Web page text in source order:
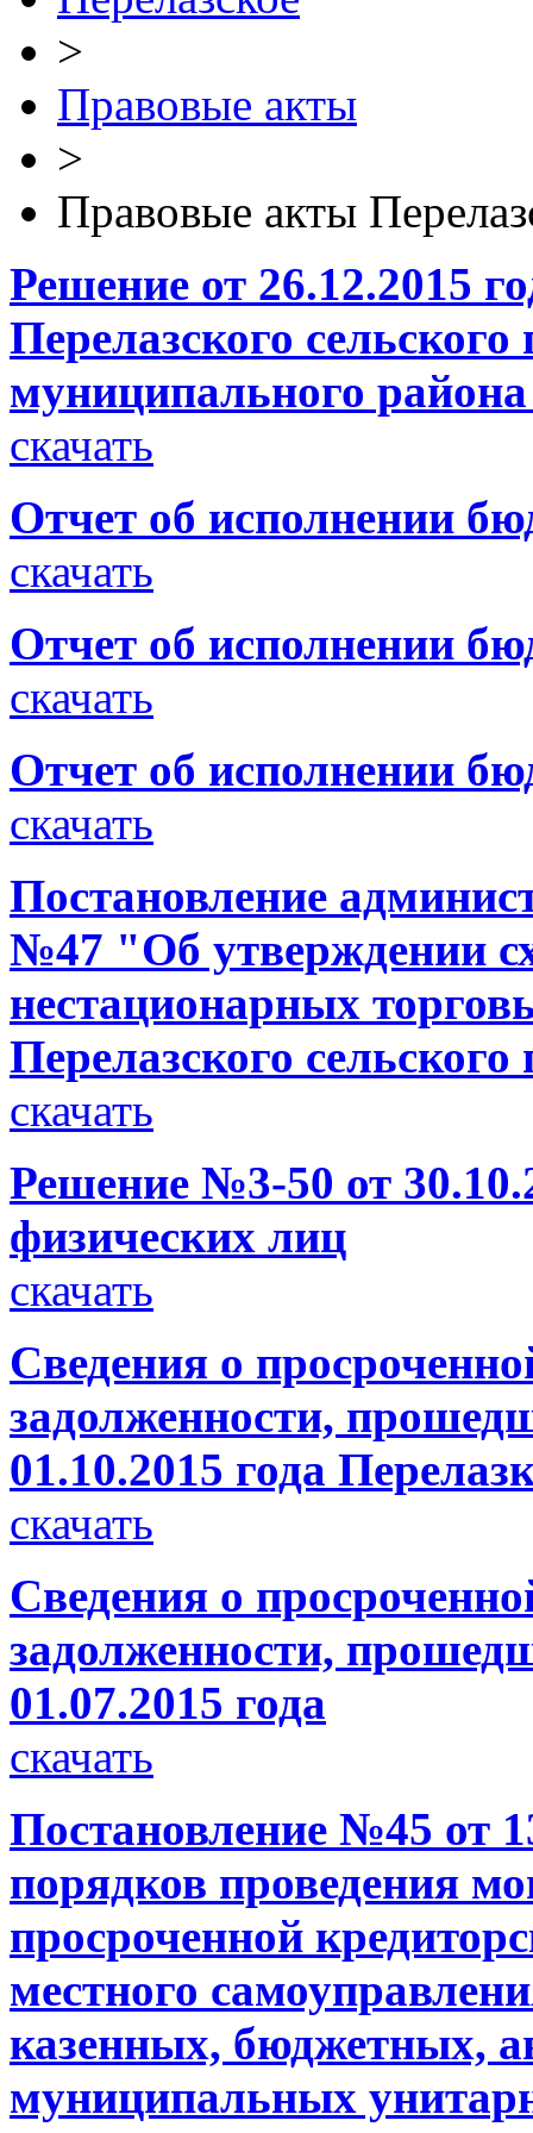
>
Правовые акты
>
Правовые акты
Решение от 26.12.2015
Перелазского
муниципального
скачать
Отчет об исполнении
скачать
Отчет об исполнении
скачать
Отчет об исполнении
скачать
Постановление
№47 "Об утверждении
нестационарных
Перелазского
скачать
Решение №3-50 от
физических лиц
скачать
Сведения о
задолженности,
01.10.2015 года
скачать
Сведения о
задолженности,
01.07.2015 года
скачать
Постановление №45 от
порядков проведения
просроченной
местного
казенных, бюджетных,
муниципальных